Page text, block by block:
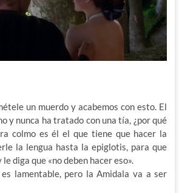
un muerdo y acabemos con esto. El
y nunca ha tratado con una tía, ¿por qué
colmo es él el que tiene que hacer la
la lengua hasta la epiglotis, para que
diga que «no deben hacer eso».
lamentable, pero la Amidala va a ser